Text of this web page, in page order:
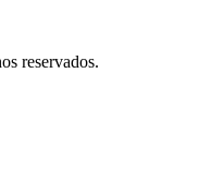
reservados.